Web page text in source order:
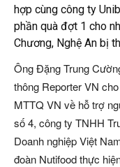
hợp cùng công ty
phần quà đợt 1 cho
Chương, Nghệ An bị
Ông Đặng Trung
thông Reporter VN
MTTQ VN về hỗ trợ
số 4, công ty TNHH
Doanh nghiệp Việt
đoàn Nutifood thực